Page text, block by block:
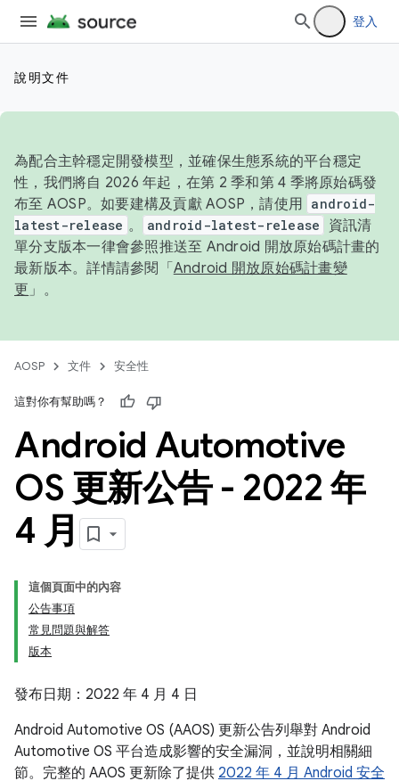
登入
說明文件
為配合主幹穩定開發模型，並確保生態系統的平台穩定
性，我們將自 2026 年起，在第 2 季和第 4 季將原始碼發
布至 AOSP。如要建構及貢獻 AOSP，請使用 android-
latest-release 。 android-latest-release
資訊清
單分支版本一律會參照推送至 Android 開放原始碼計畫的
最新版本。詳情請參閱「 Android 開放原始碼計畫變
更 」。
AOSP 文件 安全性
這對你有幫助嗎？
Android Automotive
OS 更新公告 - 2022 年
4 月
這個頁面中的內容
公告事項
常見問題與解答
版本
發布日期：2022 年 4 月 4 日
Android Automotive OS (AAOS) 更新公告列舉對 Android
Automotive OS 平台造成影響的安全漏洞，並說明相關細
節。完整的 AAOS 更新除了提供 2022 年 4 月 Android 安全